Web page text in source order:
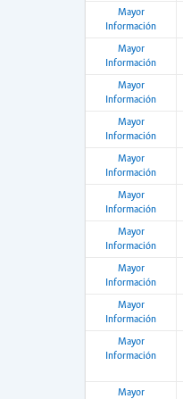
Mayor
Información
Mayor
Información
Mayor
Información
Mayor
Información
Mayor
Información
Mayor
Información
Mayor
Información
Mayor
Información
Mayor
Información
Mayor
Información
Mayor